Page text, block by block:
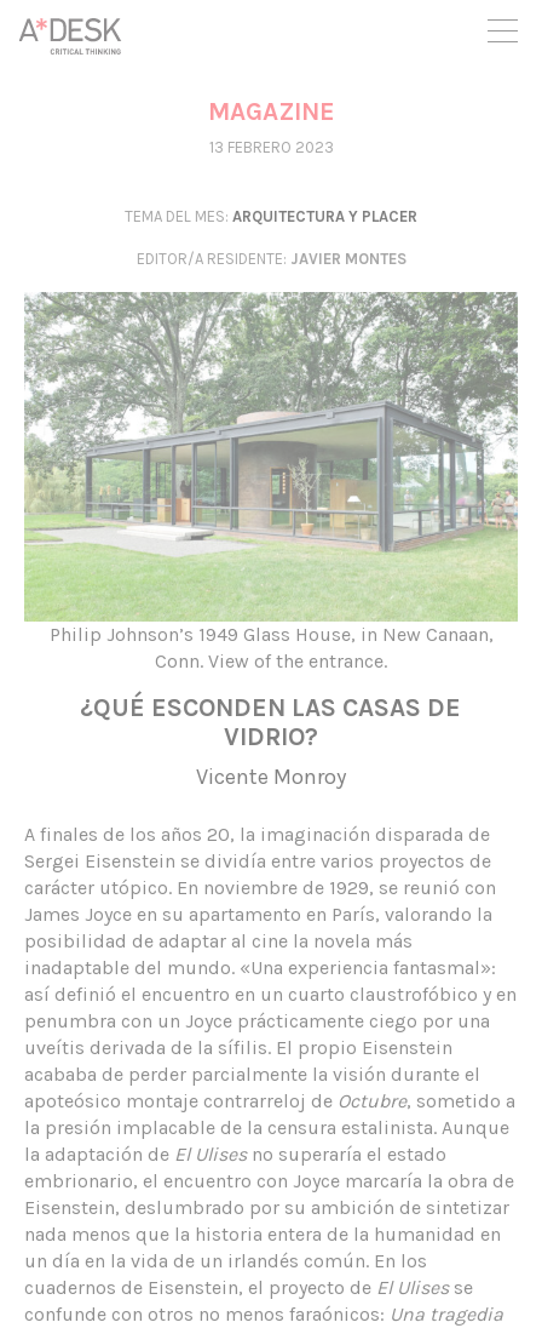
crees también en A*DESK seguimos necesitándote para poder
seguir adelante. Ahora puedes participar del proyecto y
apoyarlo.
MAGAZINE
13 FEBRERO 2023
TEMA DEL MES: ARQUITECTURA Y PLACER
EDITOR/A RESIDENTE: JAVIER MONTES
Philip Johnson’s 1949 Glass House, in New Canaan,
Conn. View of the entrance.
¿QUÉ ESCONDEN LAS CASAS DE
VIDRIO?
Vicente Monroy
A finales de los años 20, la imaginación disparada de
Sergei Eisenstein se dividía entre varios proyectos de
carácter utópico. En noviembre de 1929, se reunió con
James Joyce en su apartamento en París, valorando la
posibilidad de adaptar al cine la novela más
inadaptable del mundo. «Una experiencia fantasmal»:
así definió el encuentro en un cuarto claustrofóbico y en
penumbra con un Joyce prácticamente ciego por una
uveítis derivada de la sífilis. El propio Eisenstein
acababa de perder parcialmente la visión durante el
apoteósico montaje contrarreloj de Octubre, sometido a
la presión implacable de la censura estalinista. Aunque
la adaptación de El Ulisesno superaría el estado
embrionario, el encuentro con Joyce marcaría la obra de
Eisenstein, deslumbrado por su ambición de sintetizar
nada menos que la historia entera de la humanidad en
un día en la vida de un irlandés común. En los
cuadernos de Eisenstein, el proyecto de El Ulisesse
confunde con otros no menos faraónicos: Una tragedia